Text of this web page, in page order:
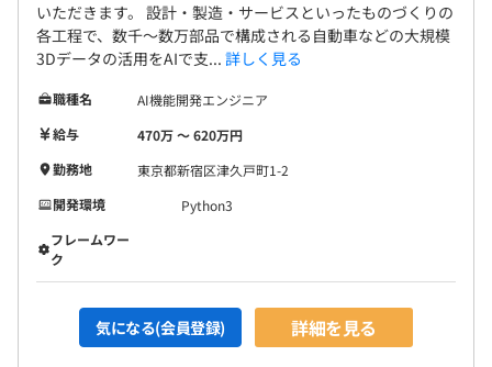
■各種研修制度があります。
■eラーニングシステム「Udemy」を自由に利用できま
す。
■業務に関連するスキルアップに必要な技術書は会社負担
で購入できます。
相談のうえ、ご希望のマシンを支給します。
オブジェクト指向、ウォーターフォール、アジャイル、ペ
アプロ、チケット駆動開発
いただきます。 設計・製造・サービスといったものづくりの
各工程で、数千～数万部品で構成される自動車などの大規模
3Dデータの活用をAIで支... 詳しく見る
職種名
AI機能開発エンジニア
給与
470万 〜 620万円
勤務地
東京都新宿区津久戸町1-2
開発環境
Python3
フレームワー
ク
気になる(会員登録) 詳細を見る